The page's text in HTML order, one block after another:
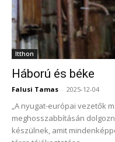
Itthon
Háború és béke
Falusi Tamas - 2025-12-04
„A nyugat-európai vezetők
meghosszabbításán
készülnek, amit